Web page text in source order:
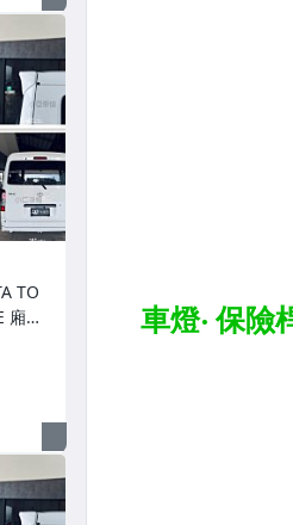
力套件
.各車系晴雨窗
另片.短彈簧
各車系結構桿.拉桿
系統 全系列
TO
廂車
FRP